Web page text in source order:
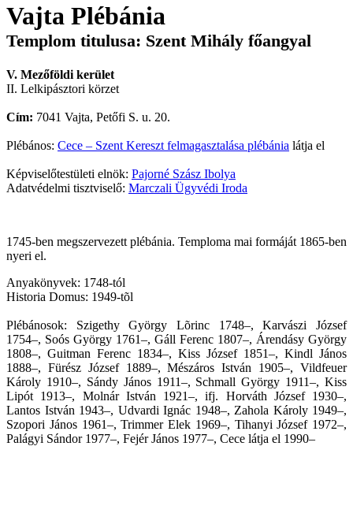
Vajta Plébánia
Templom titulusa: Szent Mihály főangyal
V. Mezőföldi kerület
II. Lelkipásztori körzet
Cím: 7041 Vajta, Petőfi S. u. 20.
Plébános: Cece – Szent Kereszt felmagasztalása plébánia látja el
Képviselőtestületi elnök: Pajorné Szász Ibolya
Adatvédelmi tisztviselő: Marczali Ügyvédi Iroda
1745-ben megszervezett plébánia. Temploma mai formáját 1865-ben
nyeri el.
Anyakönyvek: 1748-tól
Historia Domus: 1949-tõl
Plébánosok: Szigethy György Lõrinc 1748–, Karvászi József
1754–, Soós György 1761–, Gáll Ferenc 1807–, Árendásy György
1808–, Guitman Ferenc 1834–, Kiss József 1851–, Kindl János
1888–, Fürész József 1889–, Mészáros István 1905–, Vildfeuer
Károly 1910–, Sándy János 1911–, Schmall György 1911–, Kiss
Lipót 1913–, Molnár István 1921–, ifj. Horváth József 1930–,
Lantos István 1943–, Udvardi Ignác 1948–, Zahola Károly 1949–,
Szopori János 1961–, Trimmer Elek 1969–, Tihanyi József 1972–,
Palágyi Sándor 1977–, Fejér János 1977–, Cece látja el 1990–